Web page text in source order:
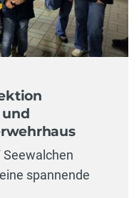
Seewalchen
spannende